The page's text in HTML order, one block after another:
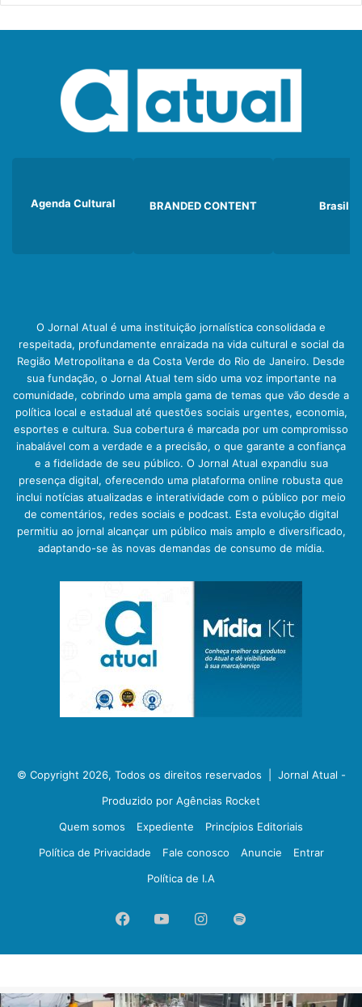
Agenda Cultural BRANDED CONTENT Brasil
O Jornal Atual é uma instituição jornalística consolidada e
respeitada, profundamente enraizada na vida cultural e social da
Região Metropolitana e da Costa Verde do Rio de Janeiro. Desde
sua fundação, o Jornal Atual tem sido uma voz importante na
comunidade, cobrindo uma ampla gama de temas que vão desde a
política local e estadual até questões sociais urgentes, economia,
esportes e cultura. Sua cobertura é marcada por um compromisso
inabalável com a verdade e a precisão, o que garante a confiança
e a fidelidade de seu público. O Jornal Atual expandiu sua
presença digital, oferecendo uma plataforma online robusta que
inclui notícias atualizadas e interatividade com o público por meio
de comentários, redes sociais e podcast. Esta evolução digital
permitiu ao jornal alcançar um público mais amplo e diversificado,
adaptando-se às novas demandas de consumo de mídia.
© Copyright 2026, Todos os direitos reservados | Jornal Atual -
Produzido por Agências Rocket
Quem somos
Expediente
Princípios Editoriais
Política de Privacidade
Fale conosco Anuncie
Entrar
Política de I.A
FacebookYouTubeInstagram
Spotify